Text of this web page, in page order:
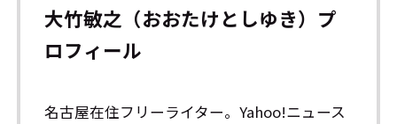
大竹敏之（おおたけとしゆき）プ
ロフィール
名古屋在住フリーライター。Yahoo!ニュース